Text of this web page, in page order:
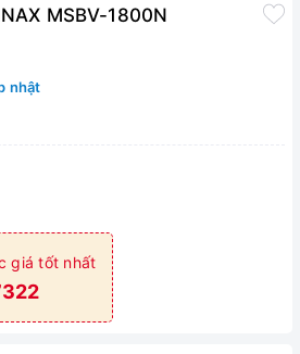
MSBV-1800N
nhật
giá tốt nhất